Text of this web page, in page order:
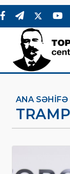
ANA SƏHIFƏ
TRAMP